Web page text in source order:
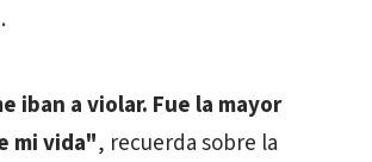
iban a violar. Fue la mayor
mi vida", recuerda sobre la